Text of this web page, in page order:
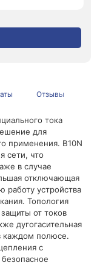
Отзывы
тока
для
применения. B10N
сети, что
в случае
отключающая
работу устройства
Топология
от токов
дугогасительная
каждом полюсе.
с